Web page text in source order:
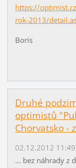
https://
rok-2013/
Boris
Druhé
optimistů
Chorvatsko -
02.12.2012 11:49
... bez náhrady z